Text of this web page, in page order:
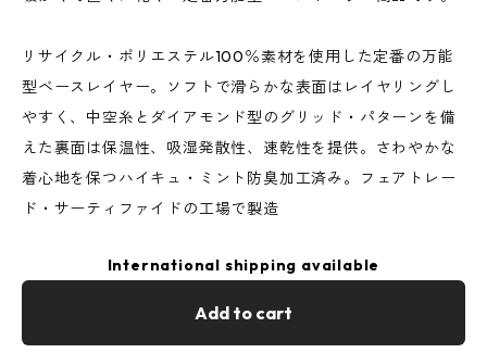
リサイクル・ポリエステル100％素材を使用した定番の万能
型ベースレイヤー。ソフトで滑らかな表面はレイヤリングし
やすく、中空糸とダイアモンド型のグリッド・パターンを備
えた裏面は保温性、吸湿発散性、速乾性を提供。さわやかな
着心地を保つハイキュ・ミント防臭加工済み。フェアトレー
ド・サーティファイドの工場で製造
International shipping available
Add to cart